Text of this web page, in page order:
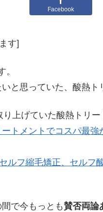
Facebook
す]
。
と思っていた、酸熱ト
上げていた酸熱トリー
トメントでコスパ最
ルフ縮毛矯正、セル
で今もっとも賛否両論